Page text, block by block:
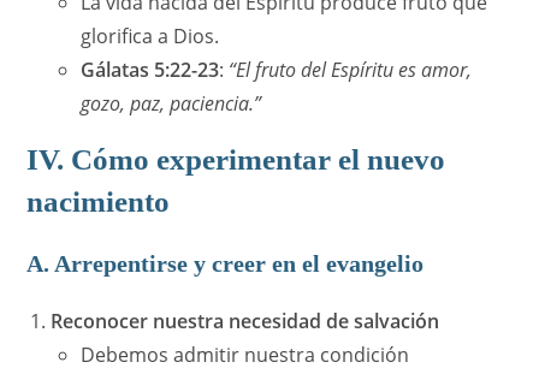
glorifica a Dios.
Gálatas 5:22-23: “El fruto del Espíritu es amor,
gozo, paz, paciencia.”
IV. Cómo experimentar el nuevo
nacimiento
A. Arrepentirse y creer en el evangelio
Reconocer nuestra necesidad de salvación
Debemos admitir nuestra condición